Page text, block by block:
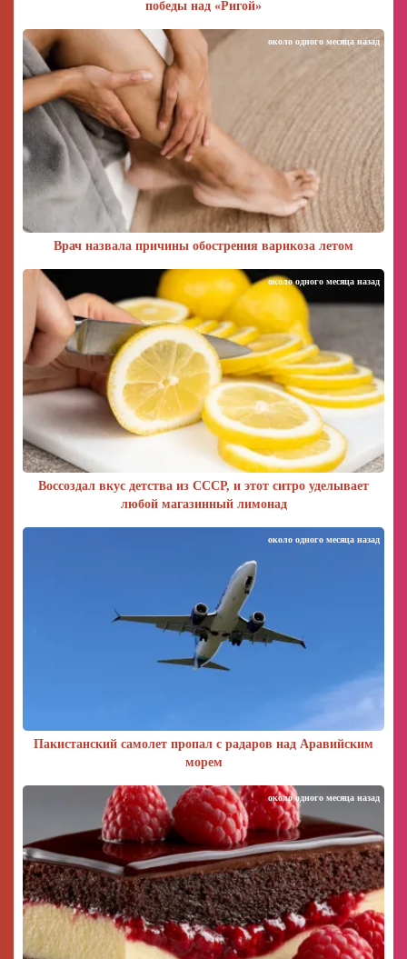
победы над «Ригой»
Врач назвала причины обострения варикоза летом
около одного месяца назад
Воссоздал вкус детства из СССР, и этот ситро уделывает
любой магазинный лимонад
около одного месяца назад
Пакистанский самолет пропал с радаров над Аравийским
морем
около одного месяца назад
около одного месяца назад